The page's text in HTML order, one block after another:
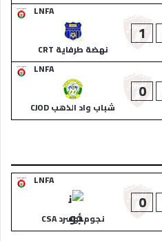
LNFA
1
نهضة طرفاية CRT
LNFA
0
شباب واد الذهب CJOD
LNFA
0
نجوم أوسرد CSA